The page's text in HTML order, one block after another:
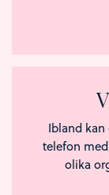
Ibland
telefon
olika